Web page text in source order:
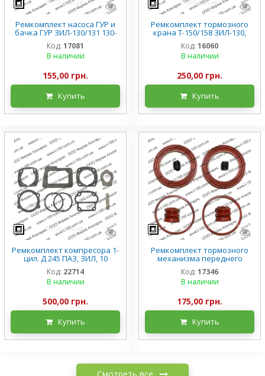
Ремкомплект насоса ГУР и
бачка ГУР ЗИЛ-130/131 130-
Код: 17081
В наличии
155,00 грн.
Купить
Ремкомплект тормозного
крана Т-150/158 ЗИЛ-130,
Код: 16060
В наличии
250,00 грн.
Купить
Ремкомплект компресора 1-
цил. Д 245 ПАЗ, ЗИЛ, 10
наименований, А29.05.000
Код: 22714
В наличии
500,00 грн.
Купить
Ремкомплект тормозного
механизма переднего
колеса (суппорта) ЗИЛ-5301
Бычок, силикон
Код: 17346
В наличии
175,00 грн.
Купить